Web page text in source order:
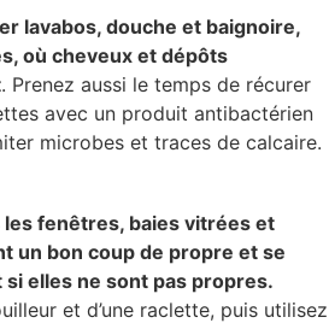
lavabos, douche et baignoire,
où cheveux et dépôts
. Prenez aussi le temps de récurer
avec un produit antibactérien
microbes et traces de calcaire.
les fenêtres, baies vitrées et
un bon coup de propre et se
elles ne sont pas propres.
et d’une raclette, puis utilisez